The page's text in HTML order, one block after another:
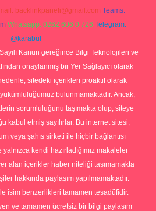
backlinkpaneli@gmail.com Teams:
Whatsapp: 0262 606 0 726 Telegram:
@karabul
Kanun gereğince Bilgi Teknolojileri ve
onaylanmış bir Yer Sağlayıcı olarak
sitedeki içerikleri proaktif olarak
bulunmamaktadır. Ancak,
sorumluluğunu taşımakta olup, siteye
kabul etmiş sayılırlar. Bu internet sitesi,
veya şahıs şirketi ile hiçbir bağlantısı
kendi hazırladığımız makaleler
alan içerikler haber niteliği taşımamakta
hakkında paylaşım yapılmamaktadır.
isim benzerlikleri tamamen tesadüfidir.
ve tamamen ücretsiz bir bilgi paylaşım